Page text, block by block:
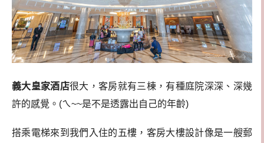
義大皇家酒店很大，客房就有三棟，有種庭院深深、深幾
許的感覺。(ㄟ~~是不是透露出自己的年齡)
搭乘電梯來到我們入住的五樓，客房大樓設計像是一艘郵